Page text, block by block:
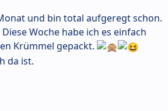
und bin total aufgeregt schon.
Woche habe ich es einfach
Krümmel gepackt.
da ist.